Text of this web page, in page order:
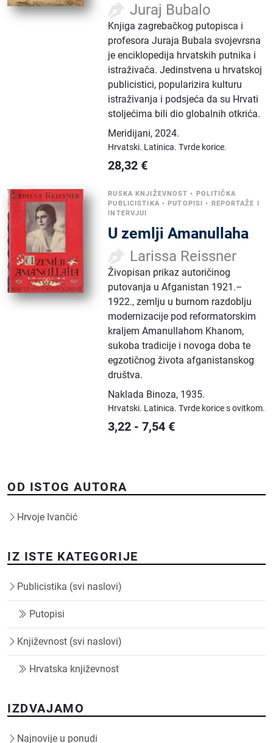
Juraj Bubalo
Knjiga zagrebačkog putopisca i
profesora Juraja Bubala svojevrsna
je enciklopedija hrvatskih putnika i
istraživača. Jedinstvena u hrvatskoj
publicistici, popularizira kulturu
istraživanja i podsjeća da su Hrvati
stoljećima bili dio globalnih otkrića.
Meridijani,2024.
Hrvatski. Latinica.Tvrde korice.
28,32 €
RUSKA KNJIŽEVNOST • POLITIČKA
PUBLICISTIKA •PUTOPISI • REPORTAŽE I
INTERVJUI
U zemlji Amanullaha
Larissa Reissner
Živopisan prikaz autoričinog
putovanja u Afganistan 1921.–
1922., zemlju u burnom razdoblju
modernizacije pod reformatorskim
kraljem Amanullahom Khanom,
sukoba tradicije i novoga doba te
egzotičnog života afganistanskog
društva.
Naklada Binoza, 1935.
Hrvatski. Latinica.Tvrde korice s ovitkom.
3,22 -7,54 €
OD ISTOG AUTORA
Hrvoje Ivančić
IZ ISTE KATEGORIJE
Publicistika (svi naslovi)
Putopisi
Književnost (svi naslovi)
Hrvatska književnost
IZDVAJAMO
Najnovije u ponudi